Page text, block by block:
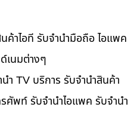
ค้าไอที รับจำนำมือถือ ไอแพค
เนมต่างๆ
ำ TV บริการ รับจำนำสินค้า
ศัพท์ รับจำนำไอแพค รับจำนำ